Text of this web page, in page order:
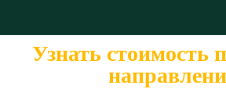
Узнать стоимость